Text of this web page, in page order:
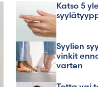
Katso 5
Syylien
vinkit
varten